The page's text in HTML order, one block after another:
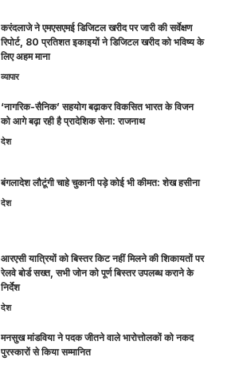
करंदलाजे ने एमएसएमई डिजिटल खरीद पर जारी की सर्वेक्षण
रिपोर्ट, 80 प्रतिशत इकाइयों ने डिजिटल खरीद को भविष्य के
लिए अहम माना
व्यापार
‘नागरिक-सैनिक’ सहयोग बढ़ाकर विकसित भारत के विजन
को आगे बढ़ा रही है प्रादेशिक सेना: राजनाथ
देश
बंगलादेश लौटूंगी चाहे चुकानी पड़े कोई भी कीमत: शेख हसीना
देश
आरएसी यात्रियों को बिस्तर किट नहीं मिलने की शिकायतों पर
रेलवे बोर्ड सख्त, सभी जोन को पूर्ण बिस्तर उपलब्ध कराने के
निर्देश
देश
मनसुख मांडविया ने पदक जीतने वाले भारोत्तोलकों को नकद
पुरस्कारों से किया सम्मानित